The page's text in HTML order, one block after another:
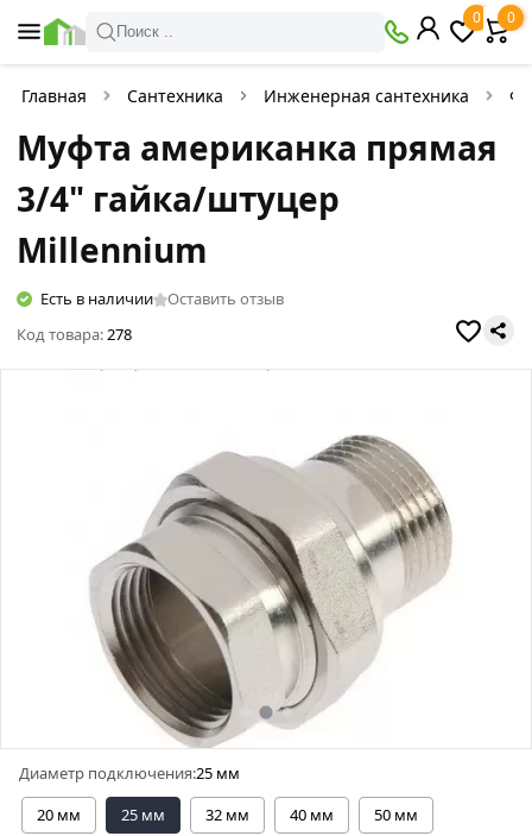
Поиск ..
0 0
Главная Сантехника Инженерная сантехника
Муфта американка прямая
3/4" гайка/штуцер
Millennium
Есть в наличии
Оставить отзыв
Код товара:278
Диаметр подключения:25 мм
20 мм
25 мм 32 мм 40 мм 50 мм